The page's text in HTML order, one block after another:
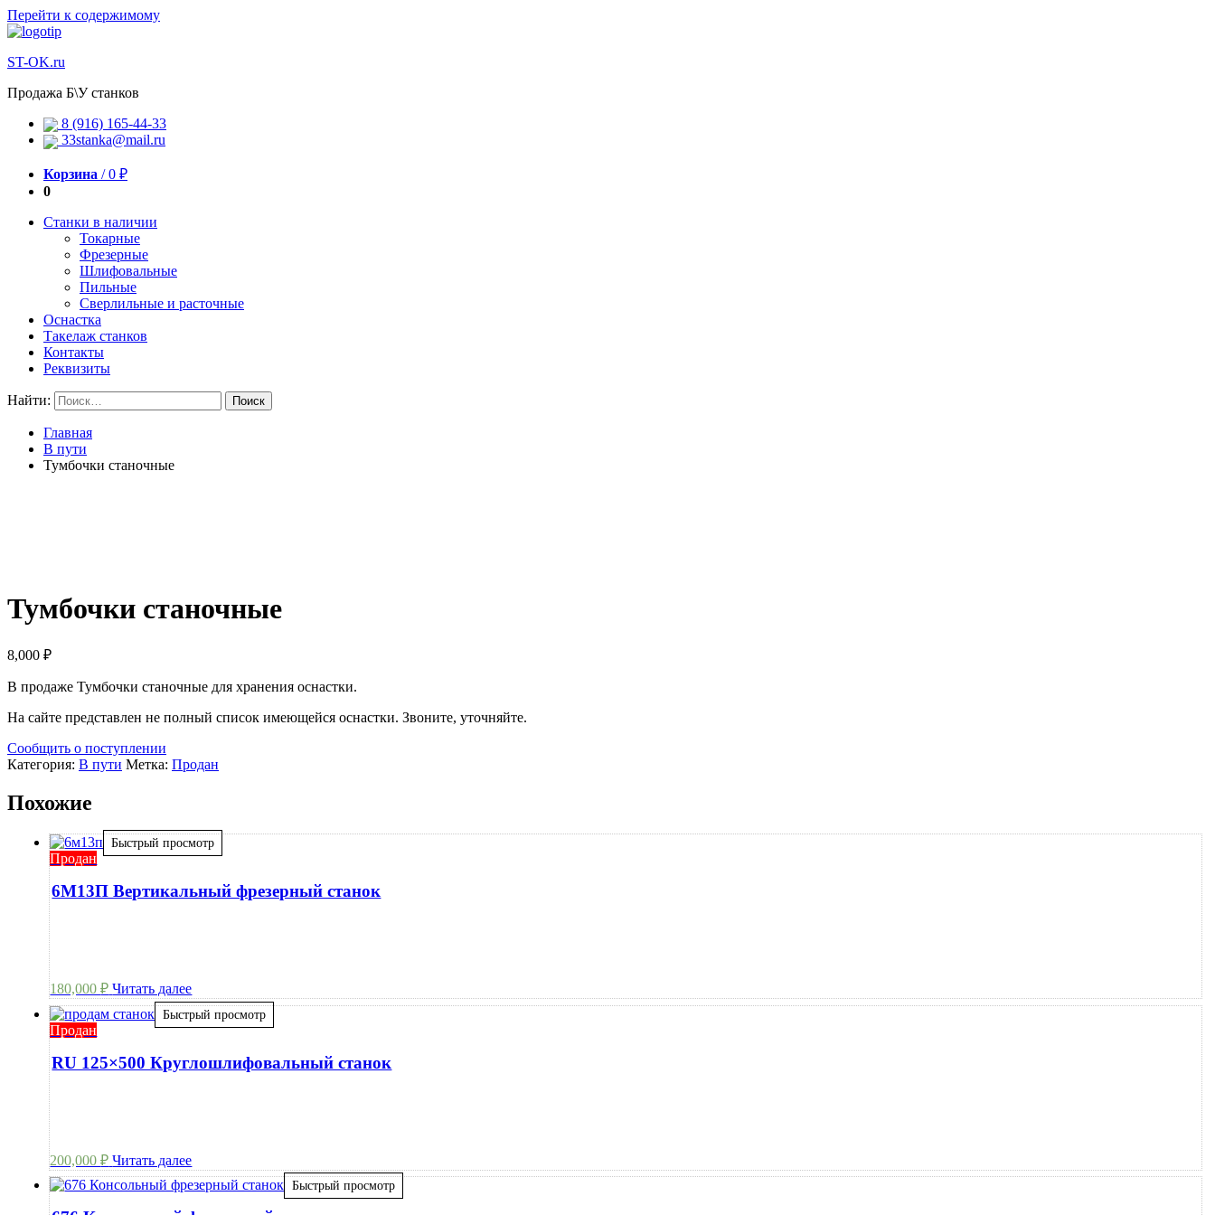
Перейти к содержимому
ST-OK.ru
Продажа Б\У станков
8 (916) 165-44-33
33stanka@mail.ru
Корзина /0 ₽
0
Станки в наличии
Токарные
Фрезерные
Шлифовальные
Пильные
Сверлильные и расточные
Оснастка
Такелаж станков
Контакты
Реквизиты
Найти:
Главная
В пути
Тумбочки станочные
Тумбочки станочные
8,000 ₽
В продаже Тумбочки станочные для хранения оснастки.
На сайте представлен не полный список имеющейся оснастки. Звоните, уточняйте.
Сообщить о поступлении
Категория: В пути Метка: Продан
Похожие
Быстрый просмотр
Продан
6М13П Вертикальный фрезерный станок
180,000₽ Читать далее
Быстрый просмотр
Продан
RU 125×500 Круглошлифовальный станок
200,000₽ Читать далее
Быстрый просмотр